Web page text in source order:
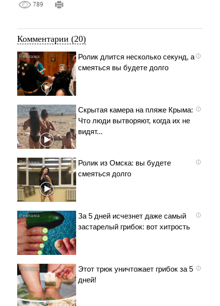
789
Комментарии (20)
i
Ролик длится несколько секунд, а
смеяться вы будете долго
i
Скрытая камера на пляже Крыма:
Что люди вытворяют, когда их не
видят...
i
Ролик из Омска: вы будете
смеяться долго
i
За 5 дней исчезнет даже самый
застарелый грибок: вот хитрость
i
Этот трюк уничтожает грибок за 5
дней!